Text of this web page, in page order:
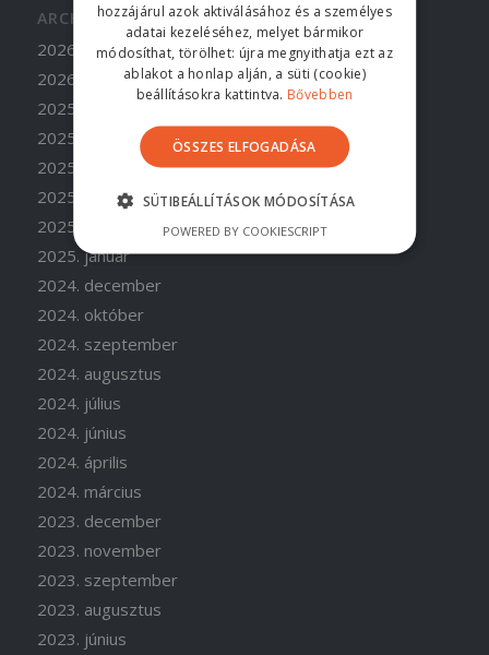
ARCHÍVUM
2026. június
2026. április
2025. november
2025. szeptember
2025. július
2025. május
2025. április
2025. január
2024. december
2024. október
2024. szeptember
2024. augusztus
2024. július
2024. június
2024. április
2024. március
2023. december
2023. november
2023. szeptember
2023. augusztus
2023. június
hozzájárul azok aktiválásához és a személyes
adatai kezeléséhez, melyet bármikor
módosíthat, törölhet: újra megnyithatja ezt az
ablakot a honlap alján, a süti (cookie)
beállításokra kattintva. Bővebben
ÖSSZES ELFOGADÁSA
SÜTIBEÁLLÍTÁSOK MÓDOSÍTÁSA
POWERED BY COOKIESCRIPT